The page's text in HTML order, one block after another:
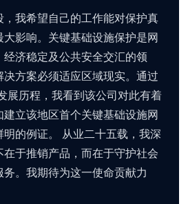
我希望自己的工作能对保护真
影响。关键基础设施保护是网
济稳定及公共安全交汇的领
方案必须适应区域现实。通过
展历程，我看到该公司对此有着
立该地区首个关键基础设施网
的例证。 从业二十五载，我深
于推销产品，而在于守护社会
。我期待为这一使命贡献力